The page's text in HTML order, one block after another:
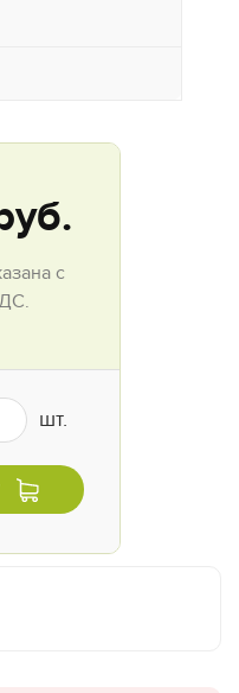
с
шт.